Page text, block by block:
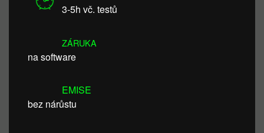
3-5h vč. testů
ZÁRUKA
na software
EMISE
bez nárůstu